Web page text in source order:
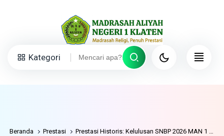
Kategori
Beranda Prestasi Prestasi Historis: Kelulusan SNBP 2026 MAN 1 Klaten Melonjak Tajam, Naik 950% dalam Tiga Tahun Terakhir